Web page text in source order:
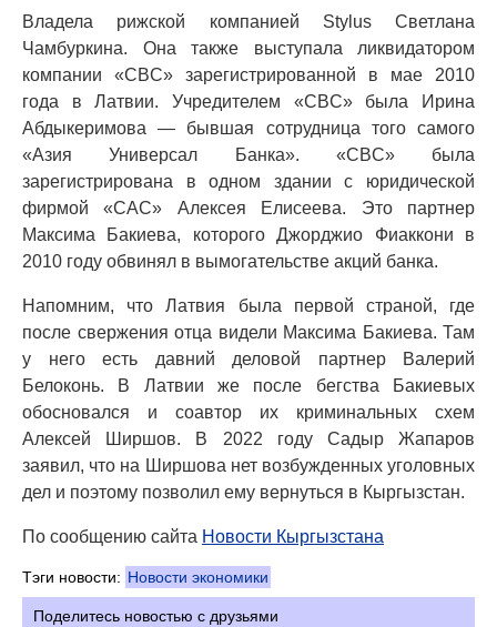
Владела рижской компанией Stylus Светлана
Чамбуркина. Она также выступала ликвидатором
компании «CBC» зарегистрированной в мае 2010
года в Латвии. Учредителем «CBC» была Ирина
Абдыкеримова — бывшая сотрудница того самого
«Азия Универсал Банка». «CBC» была
зарегистрирована в одном здании с юридической
фирмой «CAC» Алексея Елисеева. Это партнер
Максима Бакиева, которого Джорджио Фиаккони в
2010 году обвинял в вымогательстве акций банка.
Напомним, что Латвия была первой страной, где
после свержения отца видели Максима Бакиева. Там
у него есть давний деловой партнер Валерий
Белоконь. В Латвии же после бегства Бакиевых
обосновался и соавтор их криминальных схем
Алексей Ширшов. В 2022 году Садыр Жапаров
заявил, что на Ширшова нет возбужденных уголовных
дел и поэтому позволил ему вернуться в Кыргызстан.
По сообщению сайта Новости Кыргызстана
Тэги новости: Новости экономики
Поделитесь новостью с друзьями